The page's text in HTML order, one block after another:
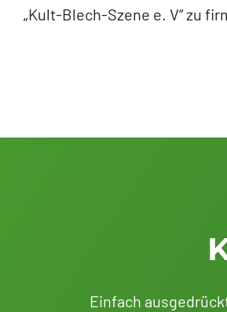
„Kult-Blech-Szene e. V“ zu
Einfach